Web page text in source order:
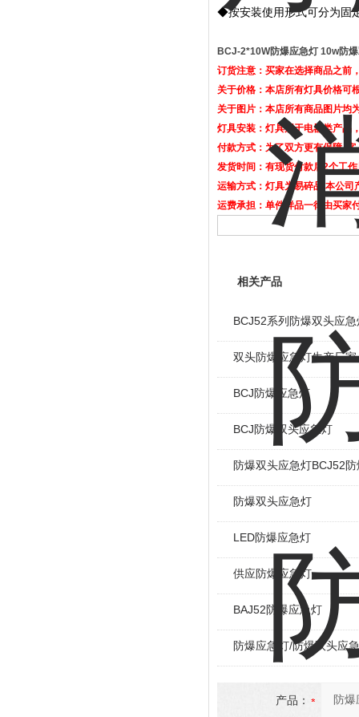
◆按安装使用形式可分为固
BCJ-2*10W防爆应急灯 10w防
订货注意：买家在选择商品之前
关于价格：本店所有灯具价格可
关于图片：本店所有商品图片均
灯具安装：灯具属于电器类产品
付款方式：为了双方更有保障,
发货时间：有现货付款后2个工
运输方式：灯具为易碎品,本公
运费承担：单件样品一律由买家
相关产品
BCJ52系列防爆双头应急
双头防爆应急灯生产厂家
BCJ防爆应急灯
BCJ防爆双头应急灯
防爆双头应急灯BCJ52
防爆双头应急灯
LED防爆应急灯
供应防爆应急灯
BAJ52防爆应急灯
防爆应急灯/防爆双头应
产品：